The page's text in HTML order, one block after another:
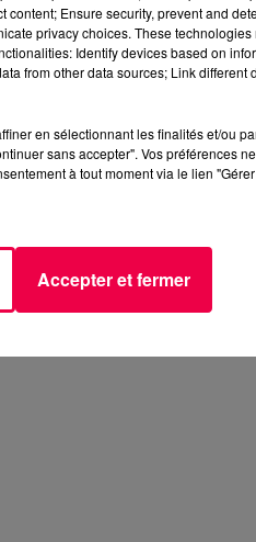
Ensure security, prevent and
privacy choices. These
Identify devices based on
from other data sources; Link different
en sélectionnant les finalités et/ou
sans accepter". Vos préférences
à tout moment via le lien
Accepter et fermer